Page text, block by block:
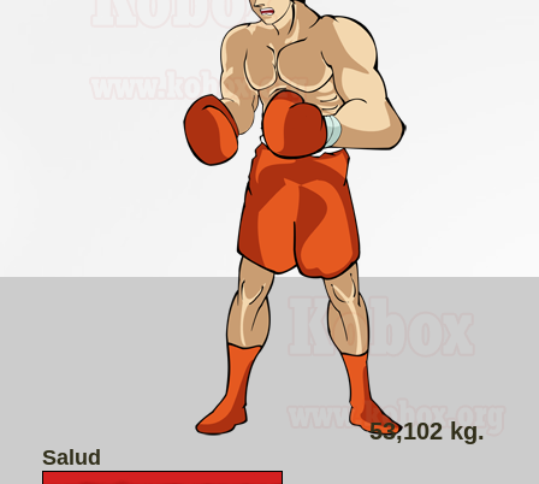
53,102 kg.
Salud